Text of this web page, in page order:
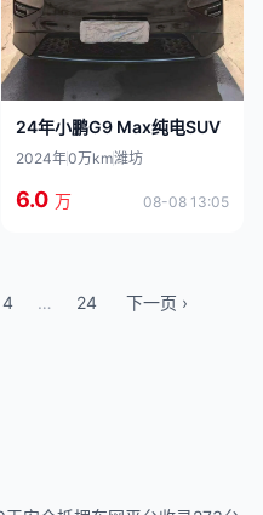
24年小鹏G9 Max纯电SUV
2024年0万km潍坊
6.0 万 08-08 13:05
4 … 24 下一页 ›